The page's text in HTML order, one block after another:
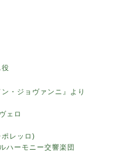
役
・ジョヴァンニ』より
ェロ
レッロ)
ハーモニー交響楽団